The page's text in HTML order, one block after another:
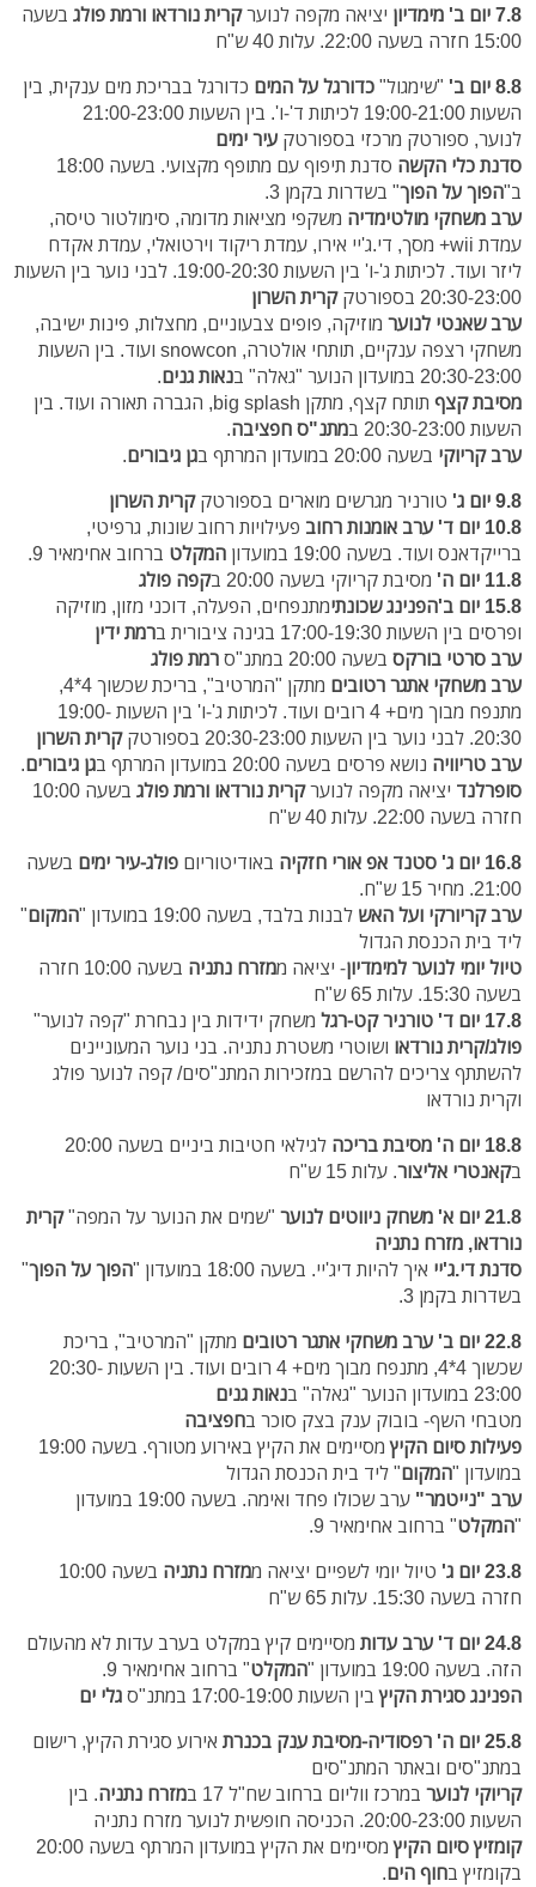
7.8 יום ב'
מימדיון יציאה מקפה לנוערקרית נורדאו ורמת פולג בשעה
15:00 חזרה בשעה 22:00. עלות 40 ש"ח
8.8 יום ב'
"שימגול"כדורגל על המים כדורגל בבריכת מים ענקית, בין
השעות 19:00-21:00 לכיתות ד'-ו'. בין השעות 21:00-23:00
לנוער, ספורטק מרכזי בספורטק עיר ימים
סדנת כלי הקשה
סדנת תיפוף עם מתופף מקצועי. בשעה 18:00
ב"הפוך על הפוך" בשדרות בקמן 3.
ערב משחקי מולטימדיה משקפי מציאות מדומה, סימולטור טיסה,
עמדת wii+ מסך, די.ג'יי אירו, עמדת ריקוד וירטואלי, עמדת אקדח
ליזר ועוד. לכיתות ג'-ו' בין השעות 19:00-20:30. לבני נוער
בין השעות
20:30-23:00 בספורטק
קרית השרון
ערב שאנטי לנוער מוזיקה, פופים צבעוניים, מחצלות, פינות ישיבה,
משחקי רצפה ענקיים, תותחי אולטרה, snowcon ועוד. בין השעות
20:30-23:00 במועדון הנוער "גאלה" ב
נאות גנים.
מסיבת קצף
תותח קצף, מתקן big splash, הגברה תאורה ועוד. בין
השעות 20:30-23:00 ב
מתנ"ס חפציבה.
ערב קריוקי בשעה 20:00 במועדון המרתף ב גן גיבורים.
9.8 יום ג'
טורניר מגרשים מוארים בספורטקקרית השרון
10.8 יום ד'
ערב אומנות רחוב פעילויות רחוב שונות, גרפיטי,
ברייקדאנס ועוד. בשעה 19:00 במועדון
המקלט ברחוב אחימאיר 9.
11.8 יום ה'
מסיבת קריוקי בשעה 20:00 ב
קפה פולג
15.8 יום ב'
הפנינג שכונתימתנפחים, הפעלה, דוכני מזון, מוזיקה
ופרסים בין השעות 17:00-19:30 בגינה ציבורית ברמת ידין
ערב סרטי בורקס בשעה 20:00 במתנ"ס
רמת פולג
ערב משחקי אתגר רטובים
מתקן "המרטיב", בריכת שכשוך 4*4,
מתנפח מבוך מים+ 4 רובים ועוד.
לכיתות ג'-ו' בין השעות 19:00-
20:30. לבני נוער
בין השעות 20:30-23:00 בספורטק
קרית השרון
ערב טריוויה נושא פרסים בשעה 20:00 במועדון המרתף ב גן גיבורים.
סופרלנד יציאה מקפה לנוערקרית נורדאו ורמת פולג
בשעה 10:00
חזרה בשעה 22:00. עלות 40 ש"ח
16.8 יום ג'
סטנד אפ אורי חזקיה באודיטוריום פולג-עיר ימים בשעה
21:00. מחיר 15 ש"ח.
ערב קריורקי ועל האש לבנות בלבד, בשעה 19:00 במועדון " המקום"
ליד בית הכנסת הגדול
טיול יומי לנוער למימדיון- יציאה ממזרח נתניה
בשעה 10:00 חזרה
בשעה 15:30. עלות 65 ש"ח
17.8 יום ד'
טורניר קט-רגל משחק ידידות בין נבחרת "קפה לנוער"
פולג/קרית נורדאו ושוטרי משטרת נתניה. בני נוער המעוניינים
להשתתף צריכים להרשם במזכירות המתנ"סים/ קפה לנוער פולג
וקרית נורדאו
18.8 יום ה'
מסיבת בריכה
לגילאי חטיבות ביניים בשעה 20:00
בקאנטרי אליצור. עלות 15 ש"ח
21.8 יום א'
משחק ניווטים לנוער "שמים את הנוער על המפה"קרית
נורדאו, מזרח נתניה
סדנת די.ג'יי איך להיות דיג'יי. בשעה 18:00 במועדון " הפוך על הפוך"
בשדרות בקמן 3.
22.8 יום ב'
ערב משחקי אתגר רטובים מתקן "המרטיב", בריכת
שכשוך 4*4, מתנפח מבוך מים+ 4 רובים ועוד. בין השעות 20:30-
23:00 במועדון הנוער "גאלה" ב
נאות גנים
מטבחי השף- בובוק ענק בצק סוכר בחפציבה
פעילות סיום הקיץ
מסיימים את הקיץ באירוע מטורף. בשעה 19:00
במועדון "המקום" ליד בית הכנסת הגדול
ערב "נייטמר"
ערב שכולו פחד ואימה. בשעה 19:00 במועדון
"המקלט" ברחוב אחימאיר 9.
23.8 יום ג'
טיול יומי לשפיים יציאה ממזרח נתניה
בשעה 10:00
חזרה בשעה 15:30. עלות 65 ש"ח
24.8 יום ד'
ערב עדות מסיימים קיץ במקלט בערב עדות לא מהעולם
הזה. בשעה 19:00 במועדון "
המקלט" ברחוב אחימאיר 9.
הפנינג סגירת הקיץבין השעות 17:00-19:00 במתנ"ס
גלי ים
25.8 יום ה'
רפסודיה-מסיבת ענק בכנרת אירוע סגירת הקיץ, רישום
במתנ"סים ובאתר המתנ"סים
קריוקי לנוער במרכז ווליום ברחוב שח"ל 17 ב מזרח נתניה. בין
השעות 20:00-23:00. הכניסה חופשית לנוער מזרח נתניה
קומזיץ סיום הקיץ
מסיימים את הקיץ במועדון המרתף בשעה 20:00
בקומזיץ בחוף הים.